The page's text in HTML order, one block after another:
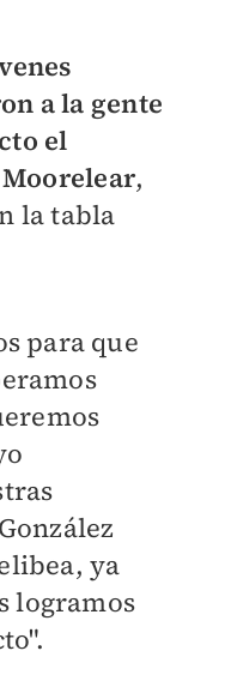
a la gente
el
,
la tabla
para que
ya
logramos